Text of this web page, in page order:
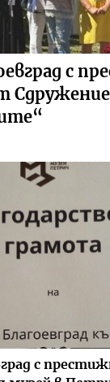
на БНР
с
с